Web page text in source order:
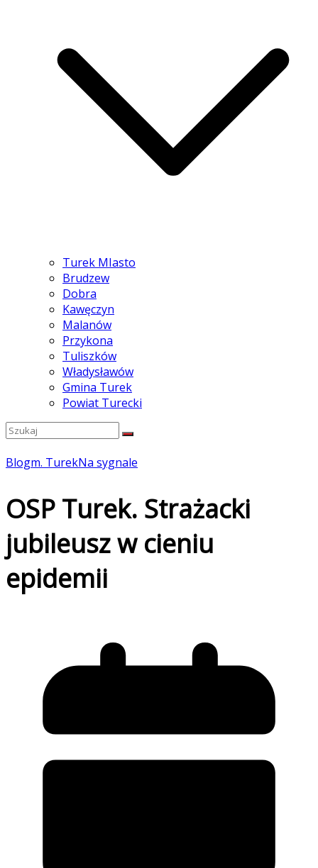
Turek MIasto
Brudzew
Dobra
Kawęczyn
Malanów
Przykona
Tuliszków
Władysławów
Gmina Turek
Powiat Turecki
Blogm. TurekNa sygnale
OSP Turek. Strażacki
jubileusz w cieniu
epidemii